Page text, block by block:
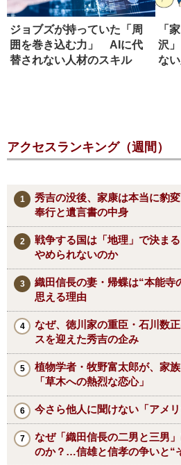
ジョブズが持っていた「周
囲を巻き込む力」 AIに代
替されない人材のスキル
「
沢
な
アクセスランキング（週間）
秀吉の没後、家康は本当に豹
奉行と遺言書の中身
戦争する国は「地理」で決ま
やめられないのか
織田信長の妻・帰蝶は“本能寺
思える理由
なぜ、徳川家の重臣・石川数
スを迎えた秀吉の企み
植物学者・牧野富太郎が、家
「草木への熱烈な恋心」
今さら他人に聞けない「アメ
なぜ「織田信長の二男と三男
のか？…信雄と信孝の争いと“